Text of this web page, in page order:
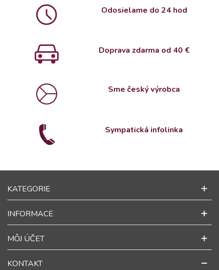
Odosielame do 24 hod
Doprava zdarma od 40 €
Sme český výrobca
Sympatická infolinka
KATEGORIE
INFORMACE
MÔJ ÚČET
KONTAKT